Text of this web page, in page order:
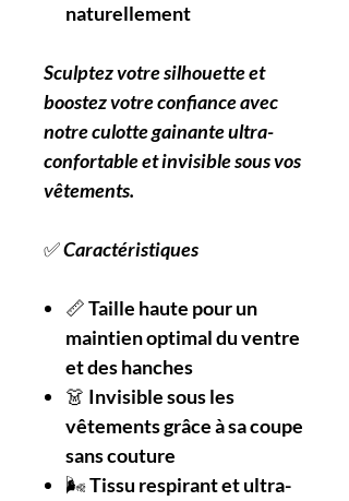
naturellement
Sculptez votre silhouette et
boostez votre confiance avec
notre culotte gainante ultra-
confortable et invisible sous vos
vêtements.
✅Caractéristiques
📏Taille haute pour un
maintien optimal du ventre
et des hanches
👗 Invisible sous les
vêtements grâce à sa coupe
sans couture
🌬️Tissu respirant et ultra-